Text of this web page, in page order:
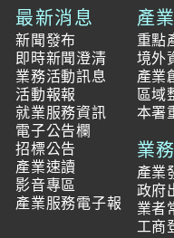
最新消息
新聞發布
即時新聞澄清
業務活動訊息
活動報報
就業服務資訊
電子公告欄
招標公告
產業速讀
影音專區
產業服務電子報
產
重點
境外
產業
區域
本署
業
產業
政府
業者
工商